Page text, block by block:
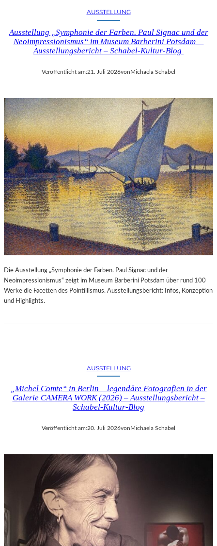
AUSSTELLUNG
Ausstellung „Symphonie der Farben. Paul Signac und der
Neoimpressionismus“ im Museum Barberini Potsdam –
Ausstellungsbericht – Schabel-Kultur-Blog
Veröffentlicht am:21. Juli 2026von Michaela Schabel
Die Ausstellung „Symphonie der Farben. Paul Signac und der
Neoimpressionismus“ zeigt im Museum Barberini Potsdam über rund 100
Werke die Facetten des Pointillismus. Ausstellungsbericht: Infos, Konzeption
und Highlights.
AUSSTELLUNG
„Michel Comte“ in Berlin – legendäre Fotografien in der
Galerie CAMERA WORK (2026) – Ausstellungsbericht –
Schabel-Kultur-Blog
Veröffentlicht am:20. Juli 2026vonMichaela Schabel